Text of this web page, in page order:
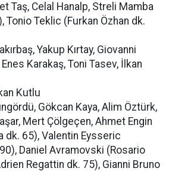
Taş, Celal Hanalp, Streli Mamba
Tonio Teklic (Furkan Özhan dk.
Yakup Kırtay, Giovanni
Karakaş, Toni Tasev, İlkan
Kutlu
Gökcan Kaya, Alim Öztürk,
Mert Çölgeçen, Ahmet Engin
dk. 65), Valentin Eysseric
Daniel Avramovski (Rosario
Regattin dk. 75), Gianni Bruno